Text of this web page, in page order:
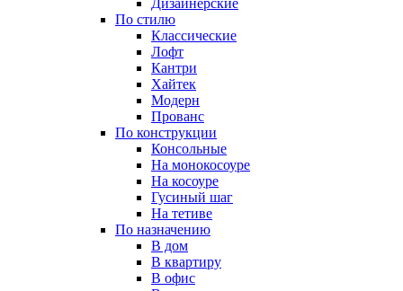
Дизайнерские
По стилю
Классические
Лофт
Кантри
Хайтек
Модерн
Прованс
По конструкции
Консольные
На монокосоуре
На косоуре
Гусиный шаг
На тетиве
По назначению
В дом
В квартиру
В офис